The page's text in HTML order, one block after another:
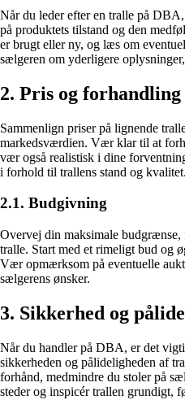
Når du leder efter en tralle på
på produktets tilstand og den
er brugt eller ny, og læs om
sælgeren om yderligere
2. Pris og forhandling
Sammenlign priser på lignende
markedsværdien. Vær klar til at
vær også realistisk i dine
i forhold til trallens stand og kvalitet.
2.1. Budgivning
Overvej din maksimale budgrænse,
tralle. Start med et rimeligt bud og
Vær opmærksom på eventuelle
sælgerens ønsker.
3. Sikkerhed og
Når du handler på DBA, er det
sikkerheden og pålideligheden af
forhånd, medmindre du stoler på
steder og inspicér trallen grundigt,